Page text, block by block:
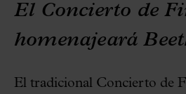
El Concierto de
homenajeará
El tradicional Concierto de